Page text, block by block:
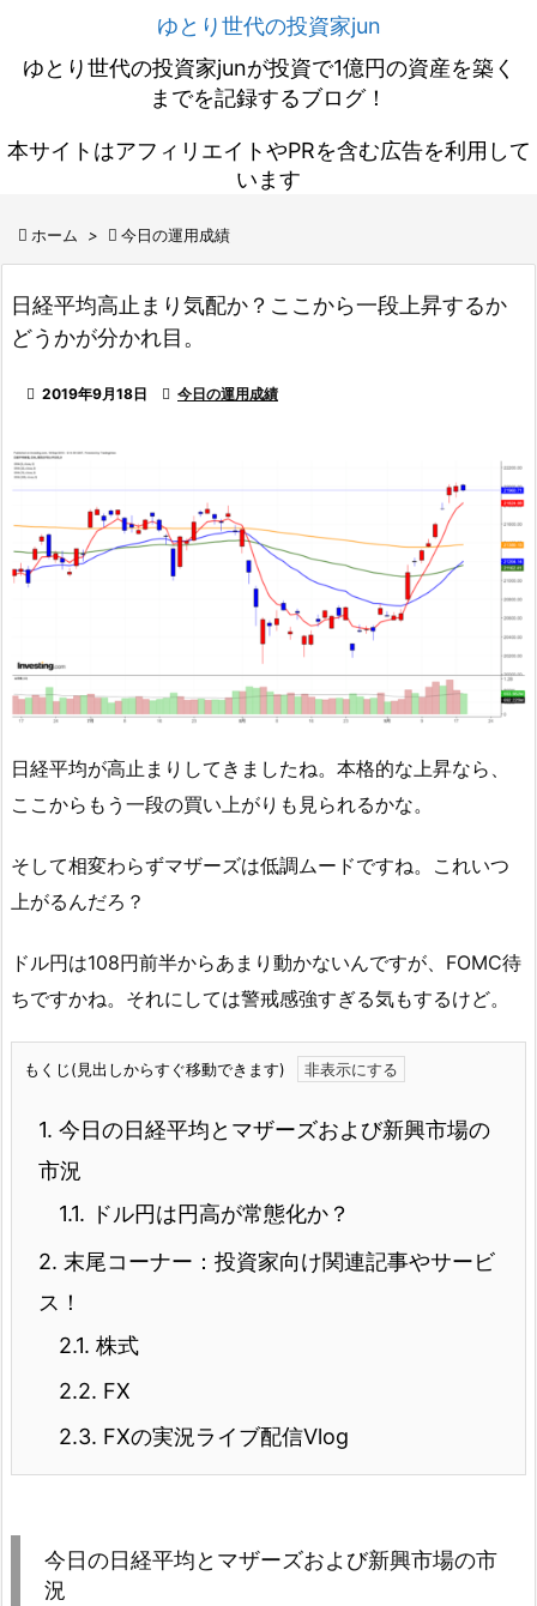
ゆとり世代の投資家jun
ゆとり世代の投資家junが投資で1億円の資産を築く
までを記録するブログ！
本サイトはアフィリエイトやPRを含む広告を利用して
います
 ホーム >  今日の運用成績
日経平均高止まり気配か？ここから一段上昇するか
どうかが分かれ目。
 2019年9月18日  今日の運用成績
日経平均が高止まりしてきましたね。本格的な上昇なら、
ここからもう一段の買い上がりも見られるかな。
そして相変わらずマザーズは低調ムードですね。これいつ
上がるんだろ？
ドル円は108円前半からあまり動かないんですが、FOMC待
ちですかね。それにしては警戒感強すぎる気もするけど。
もくじ(見出しからすぐ移動できます)
1. 今日の日経平均とマザーズおよび新興市場の
市況
1.1. ドル円は円高が常態化か？
2. 末尾コーナー：投資家向け関連記事やサービ
ス！
2.1. 株式
2.2. FX
2.3. FXの実況ライブ配信Vlog
今日の日経平均とマザーズおよび新興市場の市
況